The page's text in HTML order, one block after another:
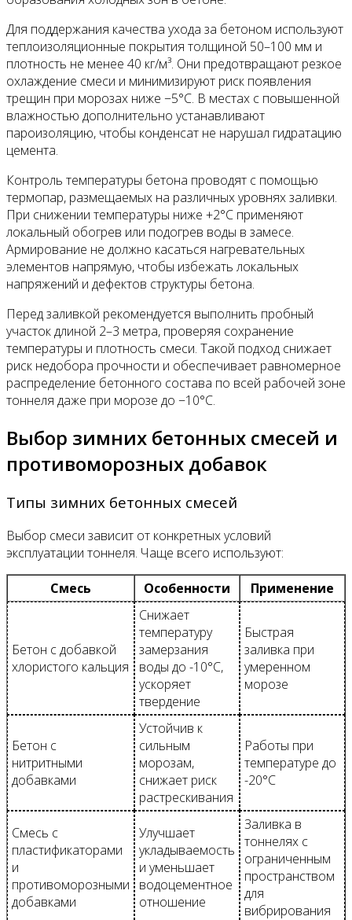
Для поддержания качества ухода за бетоном используют
теплоизоляционные покрытия толщиной 50–100 мм и
плотность не менее 40 кг/м³. Они предотвращают резкое
охлаждение смеси и минимизируют риск появления
трещин при морозах ниже −5°С. В местах с повышенной
влажностью дополнительно устанавливают
пароизоляцию, чтобы конденсат не нарушал гидратацию
цемента.
Контроль температуры бетона проводят с помощью
термопар, размещаемых на различных уровнях заливки.
При снижении температуры ниже +2°С применяют
локальный обогрев или подогрев воды в замесе.
Армирование не должно касаться нагревательных
элементов напрямую, чтобы избежать локальных
напряжений и дефектов структуры бетона.
Перед заливкой рекомендуется выполнить пробный
участок длиной 2–3 метра, проверяя сохранение
температуры и плотность смеси. Такой подход снижает
риск недобора прочности и обеспечивает равномерное
распределение бетонного состава по всей рабочей зоне
тоннеля даже при морозе до −10°С.
Выбор зимних бетонных смесей и
противоморозных добавок
Типы зимних бетонных смесей
Выбор смеси зависит от конкретных условий
эксплуатации тоннеля. Чаще всего используют:
Смесь Особенности Применение
Бетон с добавкой
хлористого кальция
Снижает
температуру
замерзания
воды до -10°C,
ускоряет
твердение
Быстрая
заливка при
умеренном
морозе
Бетон с
нитритными
добавками
Устойчив к
сильным
морозам,
снижает риск
растрескивания
Работы при
температуре до
-20°C
Смесь с
пластификаторами
и
противоморозными
добавками
Улучшает
укладываемость
и уменьшает
водоцементное
отношение
Заливка в
тоннелях с
ограниченным
пространством
для
вибрирования